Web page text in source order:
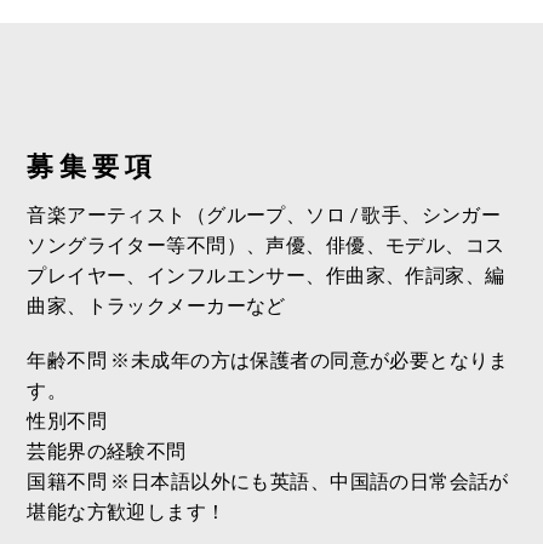
募 集 要 項
音楽アーティスト（グループ、ソロ / 歌手、シンガー
ソングライター等不問）、声優、俳優、モデル、コス
プレイヤー、インフルエンサー、作曲家、作詞家、編
曲家、トラックメーカーなど
年齢不問 ※未成年の方は保護者の同意が必要となりま
す。
性別不問
芸能界の経験不問
国籍不問 ※日本語以外にも英語、中国語の日常会話が
堪能な方歓迎します！